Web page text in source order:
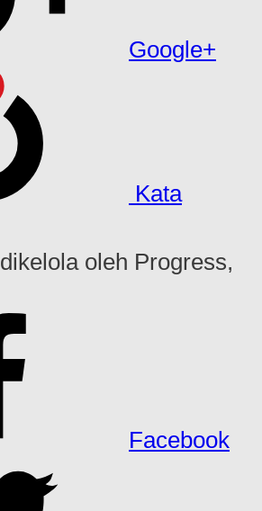
Google+
Kata
dikelola oleh Progress,
Facebook